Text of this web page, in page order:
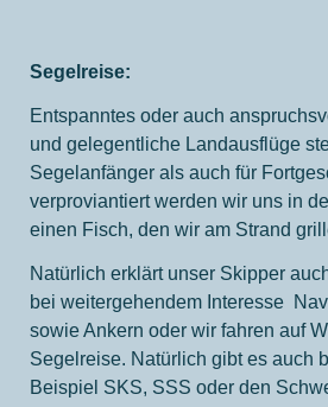
Segelreise:
Entspanntes oder auch
und gelegentliche Landausflüge
Segelanfänger als auch für
verproviantiert werden wir uns in
einen Fisch, den wir am Strand
Natürlich erklärt unser Skipper
bei weitergehendem Interesse
sowie Ankern oder wir fahren auf
Segelreise. Natürlich gibt es auch
Beispiel SKS, SSS oder den